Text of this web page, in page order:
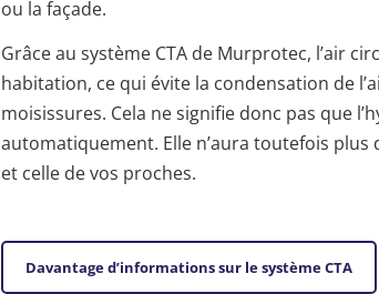
ou la façade.
Grâce au système CTA de Murprotec, l’air
habitation, ce qui évite la condensation de
moisissures. Cela ne signifie donc pas que
automatiquement. Elle n’aura toutefois plus
et celle de vos proches.
Davantage d’informations sur le système CTA